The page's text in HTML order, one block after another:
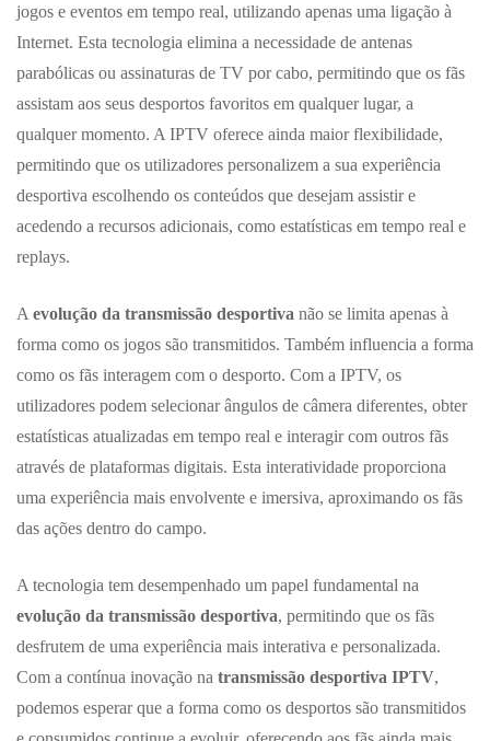
jogos e eventos em tempo real, utilizando apenas uma ligação à
Internet. Esta tecnologia elimina a necessidade de antenas
parabólicas ou assinaturas de TV por cabo, permitindo que os fãs
assistam aos seus desportos favoritos em qualquer lugar, a
qualquer momento. A IPTV oferece ainda maior flexibilidade,
permitindo que os utilizadores personalizem a sua experiência
desportiva escolhendo os conteúdos que desejam assistir e
acedendo a recursos adicionais, como estatísticas em tempo real e
replays.
A evolução da transmissão desportiva não se limita apenas à
forma como os jogos são transmitidos. Também influencia a forma
como os fãs interagem com o desporto. Com a IPTV, os
utilizadores podem selecionar ângulos de câmera diferentes, obter
estatísticas atualizadas em tempo real e interagir com outros fãs
através de plataformas digitais. Esta interatividade proporciona
uma experiência mais envolvente e imersiva, aproximando os fãs
das ações dentro do campo.
A tecnologia tem desempenhado um papel fundamental na
evolução da transmissão desportiva, permitindo que os fãs
desfrutem de uma experiência mais interativa e personalizada.
Com a contínua inovação na transmissão desportiva IPTV,
podemos esperar que a forma como os desportos são transmitidos